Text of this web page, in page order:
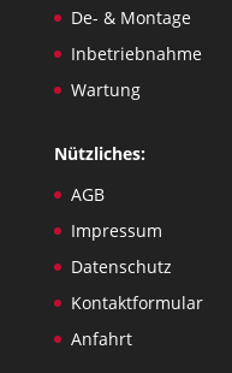
De- & Montage
Inbetriebnahme
Wartung
Nützliches:
AGB
Impressum
Datenschutz
Kontaktformular
Anfahrt